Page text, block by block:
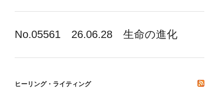
No.05561 26.06.28 生命の進化
ヒーリング・ライティング